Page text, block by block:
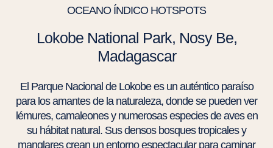
OCEANO ÍNDICO HOTSPOTS
Lokobe National Park, Nosy Be,
Madagascar
El Parque Nacional de Lokobe es un auténtico paraíso
para los amantes de la naturaleza, donde se pueden ver
lémures, camaleones y numerosas especies de aves en
su hábitat natural. Sus densos bosques tropicales y
manglares crean un entorno espectacular para caminar